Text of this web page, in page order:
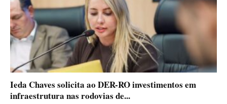
Ieda Chaves solicita ao DER-RO investimentos em
infraestrutura nas rodovias de...